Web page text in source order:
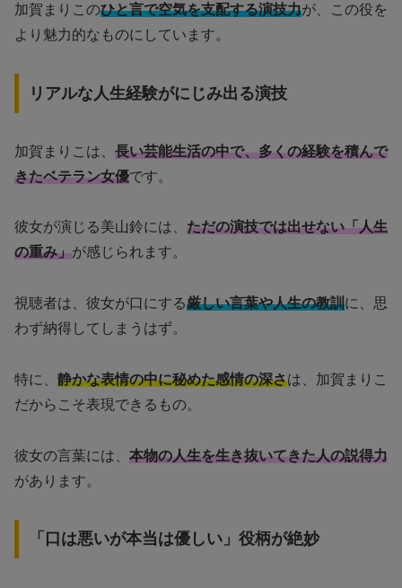
加賀まりこのひと言で空気を支配する演技力が、この役を
より魅力的なものにしています。
リアルな人生経験がにじみ出る演技
加賀まりこは、 長い芸能生活の中で、多くの経験を積んで
きたベテラン女優です。
彼女が演じる美山鈴には、 ただの演技では出せない「人生
の重み」が感じられます。
視聴者は、彼女が口にする厳しい言葉や人生の教訓に、思
わず納得してしまうはず。
特に、 静かな表情の中に秘めた感情の深さは、加賀まりこ
だからこそ表現できるもの。
彼女の言葉には、 本物の人生を生き抜いてきた人の説得力
があります。
「口は悪いが本当は優しい」役柄が絶妙